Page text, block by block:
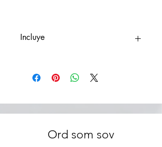
Incluye
Diseño de portada profesional
📖Diseño y maquetación editorial
completa
toda EspañaOrd som sov